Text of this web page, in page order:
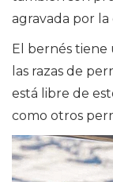
agravada por
El bernés tiene
las razas de
está libre de
como otros